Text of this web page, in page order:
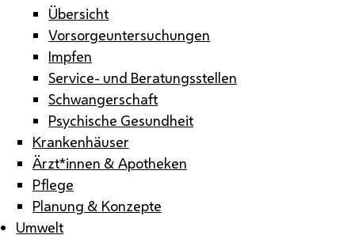
Übersicht
Vorsorgeuntersuchungen
Impfen
Service- und Beratungsstellen
Schwangerschaft
Psychische Gesundheit
Krankenhäuser
Ärzt*innen & Apotheken
Pflege
Planung & Konzepte
Umwelt